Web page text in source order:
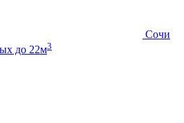
Сочи
до 22м3